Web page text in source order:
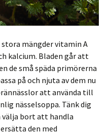
mängder vitamin A
kalcium. Bladen går att
de små späda primörerna
på och njuta av dem nu
att använda till
nässelsoppa. Tänk dig
välja bort att handla
den med